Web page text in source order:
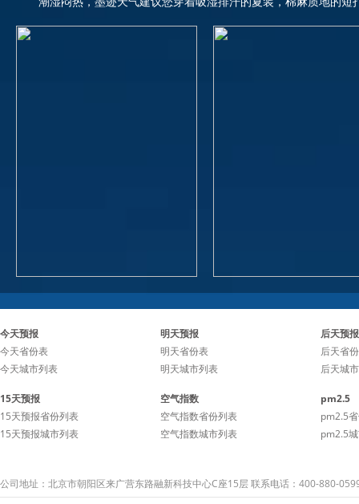
今天预报
今天省份表
今天城市列表
明天预报
明天省份表
明天城市列表
后天预报
后天省
后天城
15天预报
15天预报省份列表
15天预报城市列表
空气指数
空气指数省份列表
空气指数城市列表
pm2.5
pm2.5
pm2.5
公司地址：北京市朝阳区来广营东路融新科技中心C座15层 联系电话：400-880-